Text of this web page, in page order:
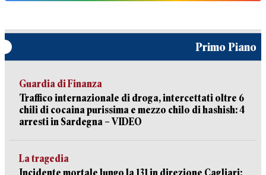
Primo Piano
Guardia di Finanza
Traffico internazionale di droga, intercettati oltre 6
chili di cocaina purissima e mezzo chilo di hashish: 4
arresti in Sardegna – VIDEO
La tragedia